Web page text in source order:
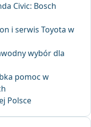
Civic: Bosch
i serwis Toyota w
wybór dla
pomoc w
Polsce